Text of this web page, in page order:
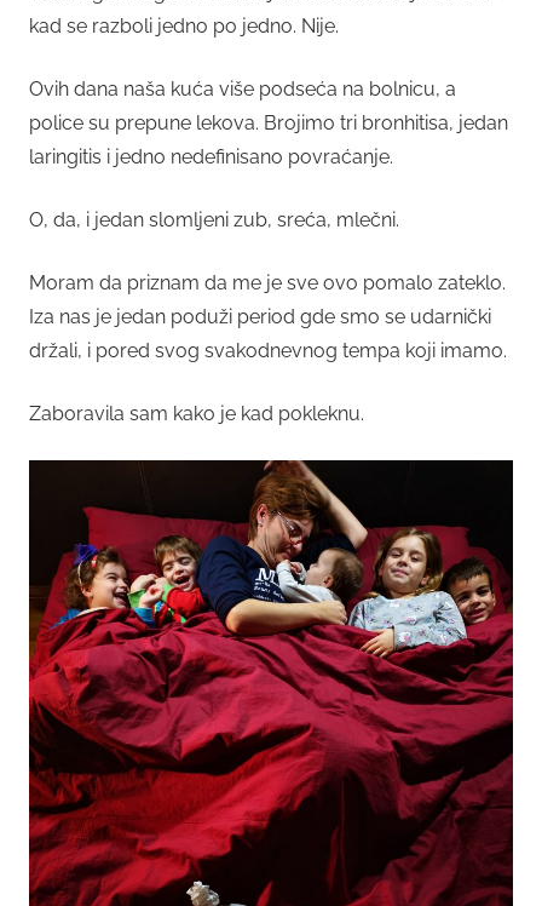
kad se razboli jedno po jedno. Nije.
Ovih dana naša kuća više podseća na bolnicu, a
police su prepune lekova. Brojimo tri bronhitisa, jedan
laringitis i jedno nedefinisano povraćanje.
O, da, i jedan slomljeni zub, sreća, mlečni.
Moram da priznam da me je sve ovo pomalo zateklo.
Iza nas je jedan poduži period gde smo se udarnički
držali, i pored svog svakodnevnog tempa koji imamo.
Zaboravila sam kako je kad pokleknu.